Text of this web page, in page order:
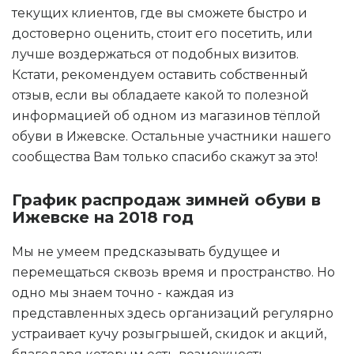
текущих клиентов, где вы сможете быстро и
достоверно оценить, стоит его посетить, или
лучше воздержаться от подобных визитов.
Кстати, рекомендуем оставить собственный
отзыв, если вы обладаете какой то полезной
информацией об одном из магазинов тёплой
обуви в Ижевске. Остальные участники нашего
сообщества Вам только спасибо скажут за это!
График распродаж зимней обуви в
Ижевске на 2018 год
Мы не умеем предсказывать будущее и
перемещаться сквозь время и пространство. Но
одно мы знаем точно - каждая из
представленных здесь организаций регулярно
устраивает кучу розыгрышей, скидок и акций,